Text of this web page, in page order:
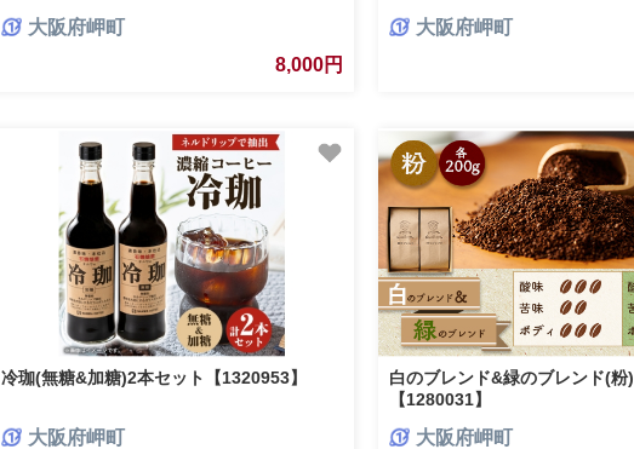
大阪府岬町
8,000円
大阪府岬町
冷珈(無糖&加糖)2本セット【1320953】
大阪府岬町
白のブレンド&緑のブレンド(粉)
【1280031】
大阪府岬町